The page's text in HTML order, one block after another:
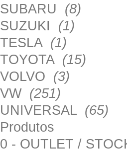
SUBARU (8)
SUZUKI (1)
TESLA (1)
TOYOTA (15)
VOLVO (3)
VW (251)
UNIVERSAL (65)
Produtos
0 - OUTLET /